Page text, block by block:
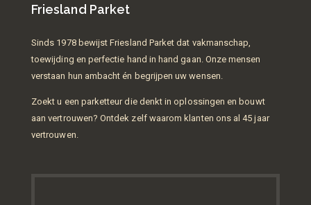
Friesland Parket
Sinds 1978 bewijst Friesland Parket dat vakmanschap,
toewijding en perfectie hand in hand gaan. Onze mensen
verstaan hun ambacht én begrijpen uw wensen.
Zoekt u een parketteur die denkt in oplossingen en bouwt
aan vertrouwen? Ontdek zelf waarom klanten ons al 45 jaar
vertrouwen.